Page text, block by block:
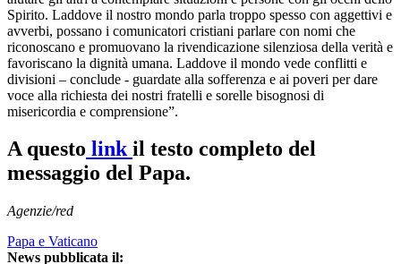
Spirito. Laddove il nostro mondo parla troppo spesso con aggettivi e
avverbi, possano i comunicatori cristiani parlare con nomi che
riconoscano e promuovano la rivendicazione silenziosa della verità e
favoriscano la dignità umana. Laddove il mondo vede conflitti e
divisioni – conclude - guardate alla sofferenza e ai poveri per dare
voce alla richiesta dei nostri fratelli e sorelle bisognosi di
misericordia e comprensione”.
A questo linkil testo completo del
messaggio del Papa.
Agenzie/red
Papa e Vaticano
News pubblicata il: